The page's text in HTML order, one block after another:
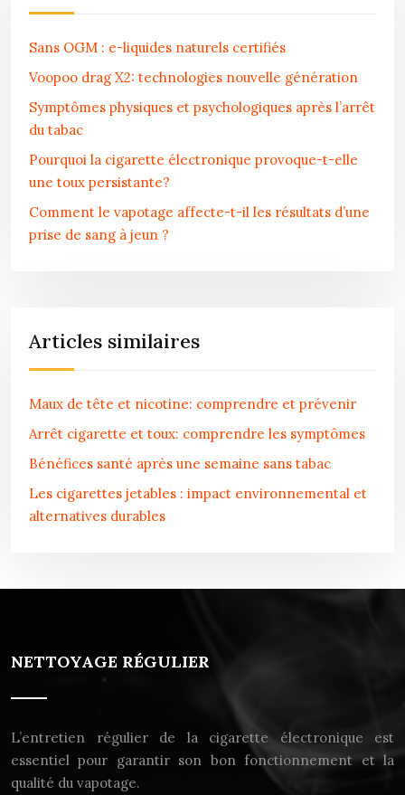
Sans OGM : e-liquides naturels certifiés
Voopoo drag X2: technologies nouvelle génération
Symptômes physiques et psychologiques après l’arrêt
du tabac
Pourquoi la cigarette électronique provoque-t-elle
une toux persistante?
Comment le vapotage affecte-t-il les résultats d’une
prise de sang à jeun ?
Articles similaires
Maux de tête et nicotine: comprendre et prévenir
Arrêt cigarette et toux: comprendre les symptômes
Bénéfices santé après une semaine sans tabac
Les cigarettes jetables : impact environnemental et
alternatives durables
NETTOYAGE RÉGULIER
L’entretien régulier de la cigarette électronique est
essentiel pour garantir son bon fonctionnement et la
qualité du vapotage.